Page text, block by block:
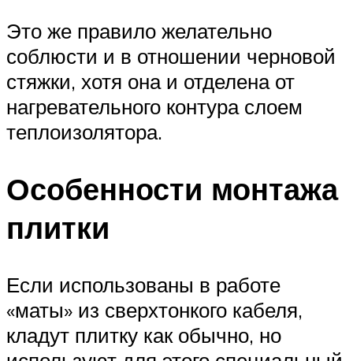
Это же правило желательно
соблюсти и в отношении черновой
стяжки, хотя она и отделена от
нагревательного контура слоем
теплоизолятора.
Особенности монтажа
плитки
Если использованы в работе
«маты» из сверхтонкого кабеля,
кладут плитку как обычно, но